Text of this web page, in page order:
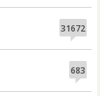
31672
683